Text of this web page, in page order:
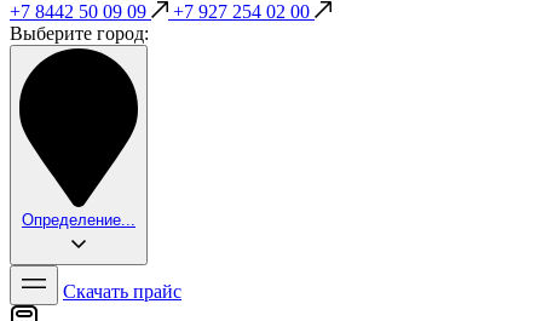
+7 8442 50 09 09
+7 927 254 02 00
Выберите город:
Определение...
Скачать прайс